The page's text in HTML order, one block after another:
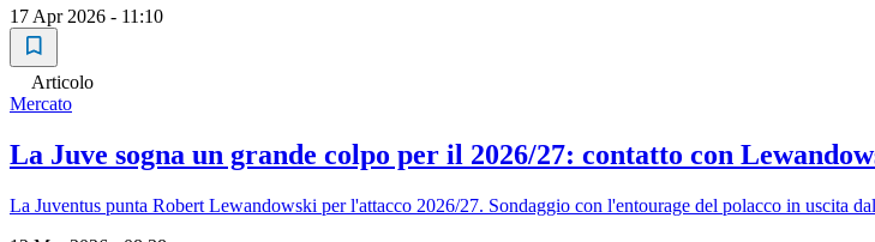
17 Apr 2026 - 11:10
Articolo
Mercato
La Juve sogna un grande colpo per il 2026/27: contatto con
La Juventus punta Robert Lewandowski per l'attacco 2026/27. Sondaggio con l'entourage del polacco in uscita